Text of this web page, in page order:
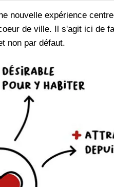
nouvelle expérience
de ville. Il s'agit ici de
non par défaut.